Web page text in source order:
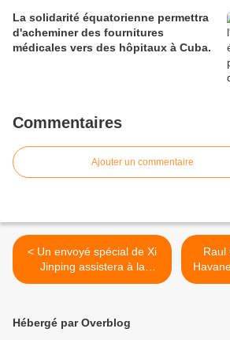
La solidarité équatorienne permettra
d'acheminer des fournitures
médicales vers des hôpitaux à Cuba.
Commentaires
Ajouter un commentaire
< Un envoyé spécial de Xi
Jinping assistera à la
cérémonie d'investiture du
Raul
Hébergé par Overblog